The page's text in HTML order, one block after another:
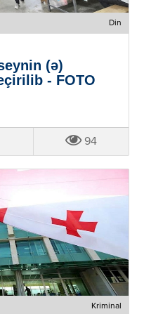
Din
(ə)
- FOTO
94
Kriminal